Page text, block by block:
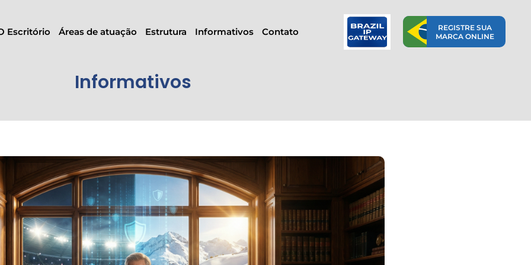
Escritório Áreas de atuação Estrutura Informativos Contato
REGISTRE SUA
MARCA ONLINE
Informativos